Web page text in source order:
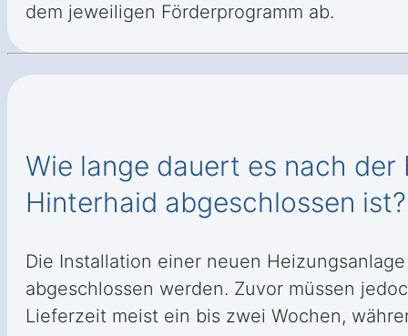
dem jeweiligen Förderprogramm ab.
Wie lange dauert es nach
Hinterhaid abgeschlossen ist?
Die Installation einer neuen
abgeschlossen werden. Zuvor müssen
Lieferzeit meist ein bis zwei Wochen,